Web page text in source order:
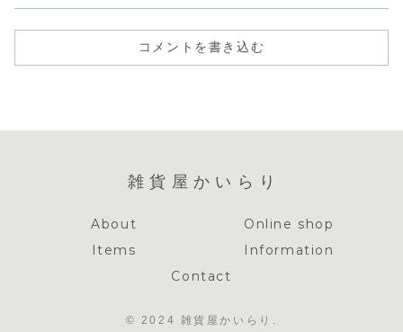
コメントを書き込む
雑貨屋かいらり
About
Online shop
Items
Information
Contact
© 2024 雑貨屋かいらり.